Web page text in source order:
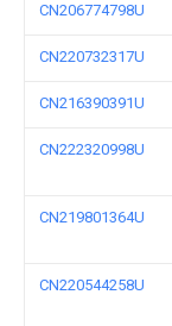
CN206774798U
CN220732317U
CN216390391U
CN222320998U
CN219801364U
CN220544258U